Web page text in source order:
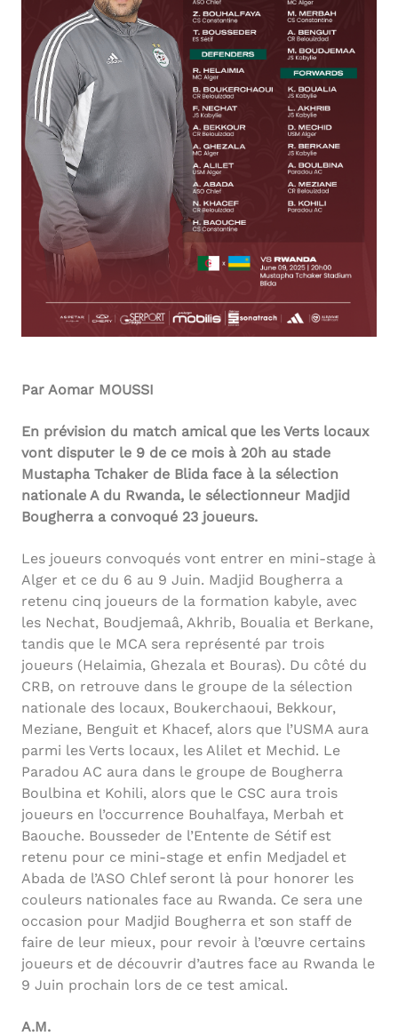
Par Aomar MOUSSI
En prévision du match amical que les Verts locaux
vont disputer le 9 de ce mois à 20h au stade
Mustapha Tchaker de Blida face à la sélection
nationale A du Rwanda, le sélectionneur Madjid
Bougherra a convoqué 23 joueurs.
Les joueurs convoqués vont entrer en mini-stage à
Alger et ce du 6 au 9 Juin. Madjid Bougherra a
retenu cinq joueurs de la formation kabyle, avec
les Nechat, Boudjemaâ, Akhrib, Boualia et Berkane,
tandis que le MCA sera représenté par trois
joueurs (Helaimia, Ghezala et Bouras). Du côté du
CRB, on retrouve dans le groupe de la sélection
nationale des locaux, Boukerchaoui, Bekkour,
Meziane, Benguit et Khacef, alors que l’USMA aura
parmi les Verts locaux, les Alilet et Mechid. Le
Paradou AC aura dans le groupe de Bougherra
Boulbina et Kohili, alors que le CSC aura trois
joueurs en l’occurrence Bouhalfaya, Merbah et
Baouche. Bousseder de l’Entente de Sétif est
retenu pour ce mini-stage et enfin Medjadel et
Abada de l’ASO Chlef seront là pour honorer les
couleurs nationales face au Rwanda. Ce sera une
occasion pour Madjid Bougherra et son staff de
faire de leur mieux, pour revoir à l’œuvre certains
joueurs et de découvrir d’autres face au Rwanda le
9 Juin prochain lors de ce test amical.
A.M.